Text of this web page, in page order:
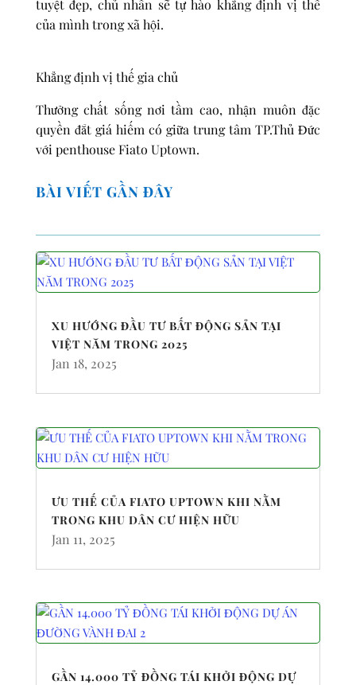
tuyệt đẹp, chủ nhân sẽ tự hào khẳng định vị thế
của mình trong xã hội.
Khẳng định vị thế gia chủ
Thưởng chất sống nơi tầm cao, nhận muôn đặc
quyền đắt giá hiếm có giữa trung tâm TP.Thủ Đức
với penthouse Fiato Uptown.
BÀI VIẾT GẦN ĐÂY
XU HƯỚNG ĐẦU TƯ BẤT ĐỘNG SẢN TẠI
VIỆT NĂM TRONG 2025
Jan 18, 2025
ƯU THẾ CỦA FIATO UPTOWN KHI NẰM
TRONG KHU DÂN CƯ HIỆN HỮU
Jan 11, 2025
GẦN 14.000 TỶ ĐỒNG TÁI KHỞI ĐỘNG DỰ